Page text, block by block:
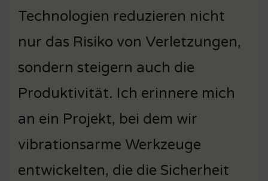
Technologien reduzieren nicht
nur das Risiko von Verletzungen,
sondern steigern auch die
Produktivität. Ich erinnere mich
an ein Projekt, bei dem wir
vibrationsarme Werkzeuge
entwickelten, die die Sicherheit